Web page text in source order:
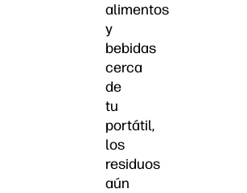
alimentos
y
bebidas
cerca
de
tu
portátil,
los
residuos
aún